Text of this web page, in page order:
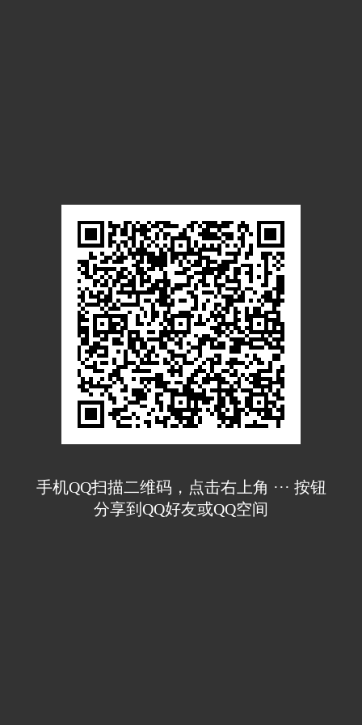
手机QQ扫描二维码，点击右上角 ··· 按钮
分享到QQ好友或QQ空间